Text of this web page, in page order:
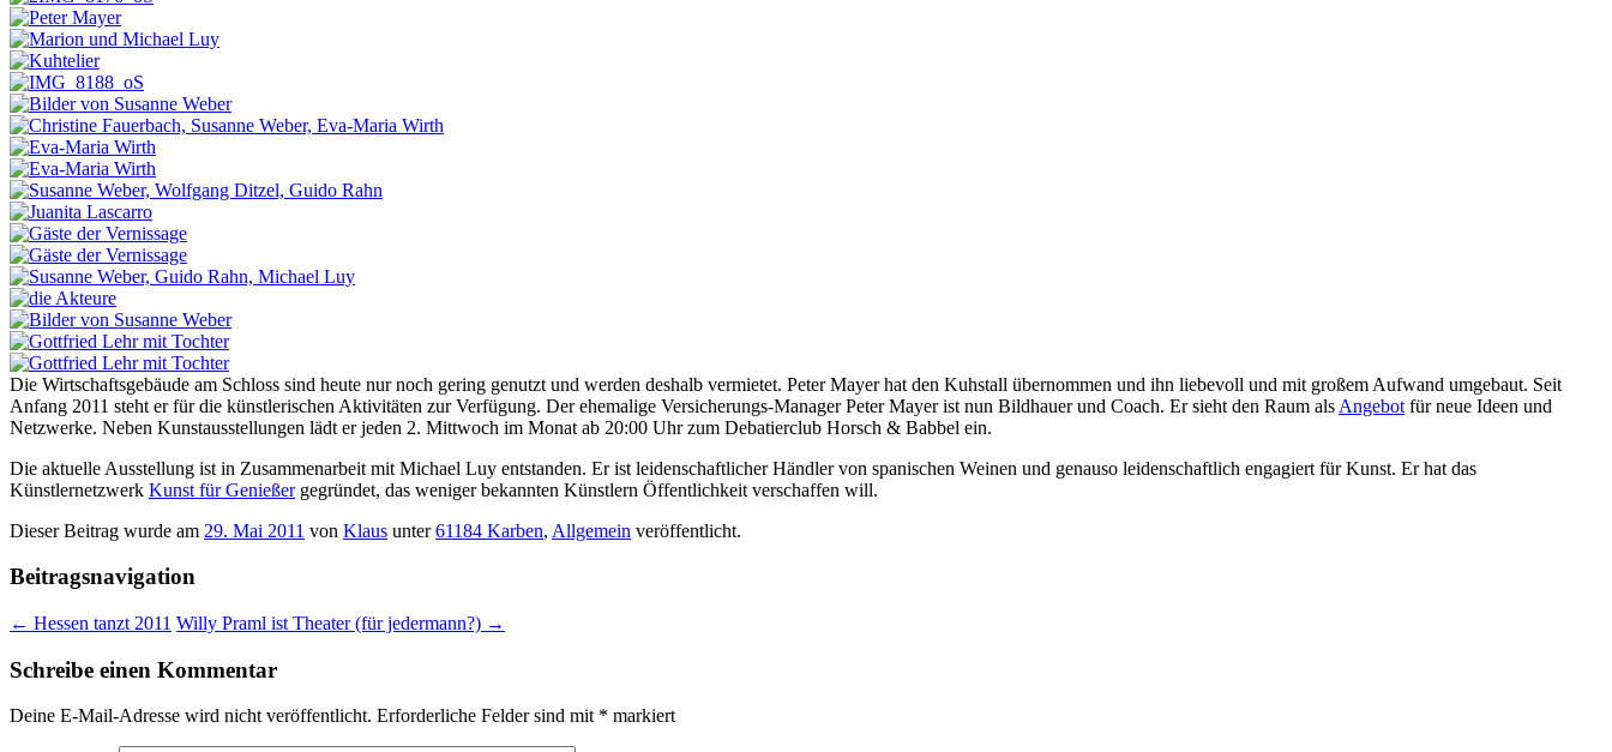
Die Wirtschaftsgebäude am Schloss sind heute nur noch gering genutzt und werden deshalb vermietet. Peter Mayer hat den Kuhstall übernommen und ihn liebevoll und mit großem Aufwand umgebaut. Seit
Anfang 2011 steht er für die künstlerischen Aktivitäten zur Verfügung. Der ehemalige Versicherungs-Manager Peter Mayer ist nun Bildhauer und Coach. Er sieht den Raum als Angebot für neue Ideen und
Netzwerke. Neben Kunstausstellungen lädt er jeden 2. Mittwoch im Monat ab 20:00 Uhr zum Debatierclub Horsch & Babbel ein.
Die aktuelle Ausstellung ist in Zusammenarbeit mit Michael Luy entstanden. Er ist leidenschaftlicher Händler von spanischen Weinen und genauso leidenschaftlich engagiert für Kunst. Er hat das
Künstlernetzwerk Kunst für Genießergegründet, das weniger bekannten Künstlern Öffentlichkeit verschaffen will.
Dieser Beitrag wurde am 29. Mai 2011 von Klaus unter61184 Karben, Allgemein veröffentlicht.
Beitragsnavigation
← Hessen tanzt 2011 Willy Praml ist Theater (für jedermann?) →
Schreibe einen Kommentar
Deine E-Mail-Adresse wird nicht veröffentlicht. Erforderliche Felder sind mit * markiert